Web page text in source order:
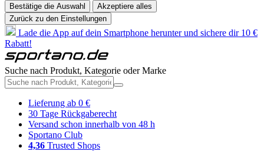
Bestätige die Auswahl
Akzeptiere alles
Zurück zu den Einstellungen
Lade die App auf dein Smartphone herunter und sichere dir 10 €
Rabatt!
Suche nach Produkt, Kategorie oder Marke
Lieferung ab 0 €
30 Tage Rückgaberecht
Versand schon innerhalb von 48 h
Sportano Club
4,36 Trusted Shops